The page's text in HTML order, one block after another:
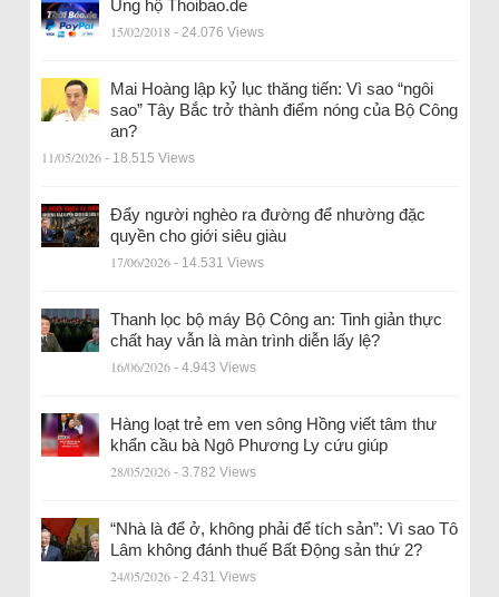
Ủng hộ Thoibao.de
15/02/2018 - 24.076 Views
Mai Hoàng lập kỷ lục thăng tiến: Vì sao “ngôi
sao” Tây Bắc trở thành điểm nóng của Bộ Công
an?
11/05/2026 - 18.515 Views
Đẩy người nghèo ra đường để nhường đặc
quyền cho giới siêu giàu
17/06/2026 - 14.531 Views
Thanh lọc bộ máy Bộ Công an: Tinh giản thực
chất hay vẫn là màn trình diễn lấy lệ?
16/06/2026 - 4.943 Views
Hàng loạt trẻ em ven sông Hồng viết tâm thư
khẩn cầu bà Ngô Phương Ly cứu giúp
28/05/2026 - 3.782 Views
“Nhà là để ở, không phải để tích sản”: Vì sao Tô
Lâm không đánh thuế Bất Động sản thứ 2?
24/05/2026 - 2.431 Views